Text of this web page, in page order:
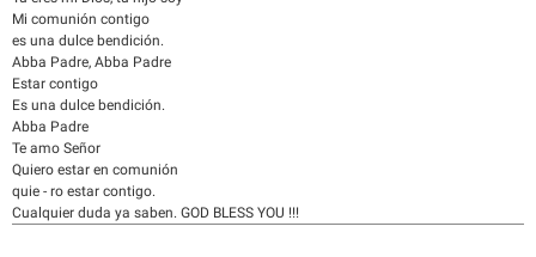
Mi comunión contigo
es una dulce bendición.
Abba Padre, Abba Padre
Estar contigo
Es una dulce bendición.
Abba Padre
Te amo Señor
Quiero estar en comunión
quie - ro estar contigo.
Cualquier duda ya saben. GOD BLESS YOU !!!